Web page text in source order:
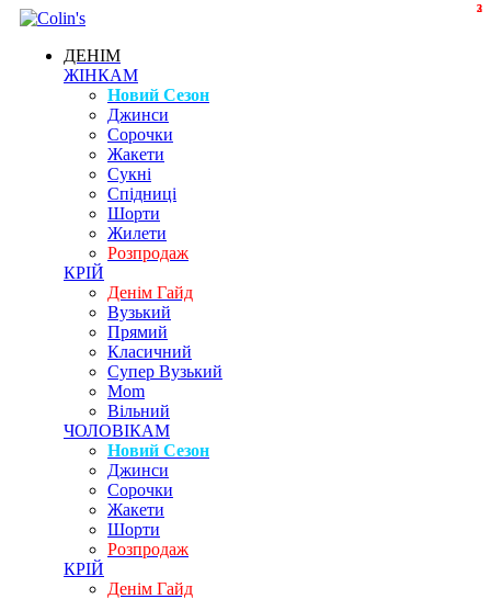
ДЕНІМ
ЖІНКАМ
Новий Сезон
Джинси
Сорочки
Жакети
Сукні
Спідниці
Шорти
Жилети
Розпродаж
КРІЙ
Денім Гайд
Вузький
Прямий
Класичний
Супер Вузький
Mom
Вільний
ЧОЛОВІКАМ
Новий Сезон
Джинси
Сорочки
Жакети
Шорти
Розпродаж
КРІЙ
Денім Гайд
2
3